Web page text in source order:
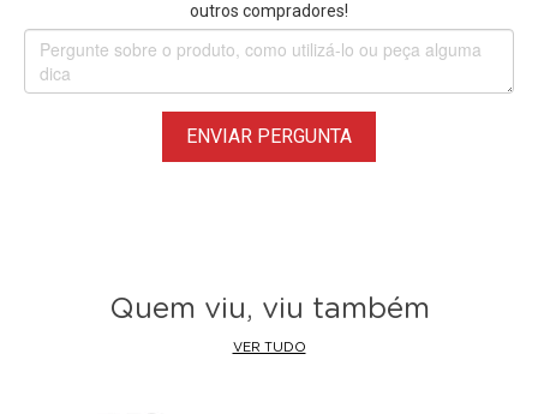
outros compradores!
ENVIAR PERGUNTA
Quem viu, viu também
VER TUDO